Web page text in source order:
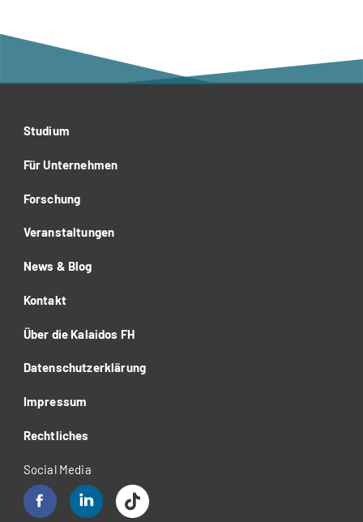
Studium
Für Unternehmen
Forschung
Veranstaltungen
News & Blog
Kontakt
Über die Kalaidos FH
Datenschutzerklärung
Impressum
Rechtliches
Social Media